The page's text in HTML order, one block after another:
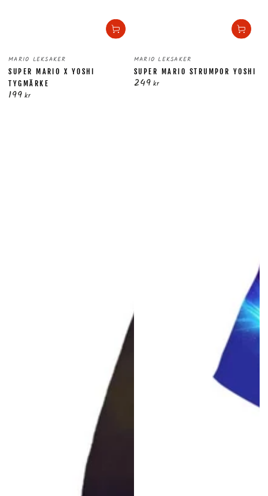
Säljare:
MARIO LEKSAKER
SUPER MARIO X YOSHI
TYGMÄRKE
Ordinarie
199 kr
Säljare:
MARIO LEKSAKER
SUPER MARIO STRUMPOR YOSHI
Ordinarie
249 kr